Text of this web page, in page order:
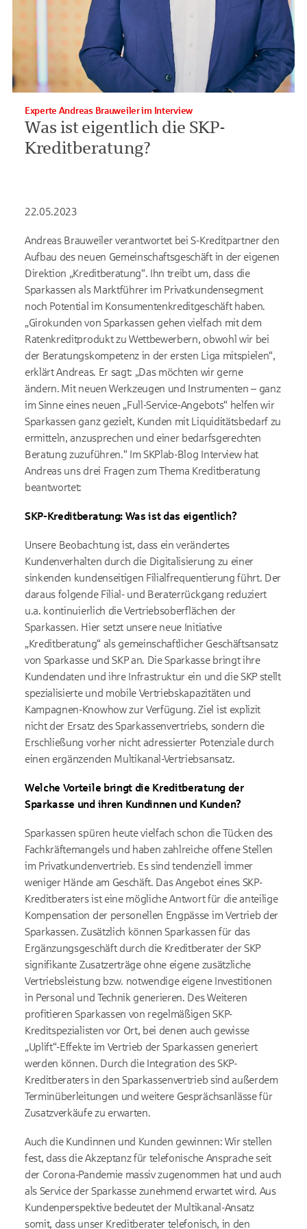
Was ist eigentlich die SKP-
Kreditberatung?
Experte Andreas Brauweiler im Interview
22.05.2023
Andreas Brauweiler verantwortet bei S-Kreditpartner den
Aufbau des neuen Gemeinschaftsgeschäft in der eigenen
Direktion „Kreditberatung“. Ihn treibt um, dass die
Sparkassen als Marktführer im Privatkundensegment
noch Potential im Konsumentenkreditgeschäft haben.
„Girokunden von Sparkassen gehen vielfach mit dem
Ratenkreditprodukt zu Wettbewerbern, obwohl wir bei
der Beratungskompetenz in der ersten Liga mitspielen“,
erklärt Andreas. Er sagt: „Das möchten wir gerne
ändern. Mit neuen Werkzeugen und Instrumenten – ganz
im Sinne eines neuen „Full-Service-Angebots“ helfen wir
Sparkassen ganz gezielt, Kunden mit Liquiditätsbedarf zu
ermitteln, anzusprechen und einer bedarfsgerechten
Beratung zuzuführen.“ Im SKPlab-Blog Interview hat
Andreas uns drei Fragen zum Thema Kreditberatung
beantwortet:
SKP-Kreditberatung: Was ist das eigentlich?
Unsere Beobachtung ist, dass ein verändertes
Kundenverhalten durch die Digitalisierung zu einer
sinkenden kundenseitigen Filialfrequentierung führt. Der
daraus folgende Filial- und Beraterrückgang reduziert
u.a. kontinuierlich die Vertriebsoberflächen der
Sparkassen. Hier setzt unsere neue Initiative
„Kreditberatung“ als gemeinschaftlicher Geschäftsansatz
von Sparkasse und SKP an. Die Sparkasse bringt ihre
Kundendaten und ihre Infrastruktur ein und die SKP stellt
spezialisierte und mobile Vertriebskapazitäten und
Kampagnen-Knowhow zur Verfügung. Ziel ist explizit
nicht der Ersatz des Sparkassenvertriebs, sondern die
Erschließung vorher nicht adressierter Potenziale durch
einen ergänzenden Multikanal-Vertriebsansatz.
Welche Vorteile bringt die Kreditberatung der
Sparkasse und ihren Kundinnen und Kunden?
Sparkassen spüren heute vielfach schon die Tücken des
Fachkräftemangels und haben zahlreiche offene Stellen
im Privatkundenvertrieb. Es sind tendenziell immer
weniger Hände am Geschäft. Das Angebot eines SKP-
Kreditberaters ist eine mögliche Antwort für die anteilige
Kompensation der personellen Engpässe im Vertrieb der
Sparkassen. Zusätzlich können Sparkassen für das
Ergänzungsgeschäft durch die Kreditberater der SKP
signifikante Zusatzerträge ohne eigene zusätzliche
Vertriebsleistung bzw. notwendige eigene Investitionen
in Personal und Technik generieren. Des Weiteren
profitieren Sparkassen von regelmäßigen SKP-
Kreditspezialisten vor Ort, bei denen auch gewisse
„Uplift“-Effekte im Vertrieb der Sparkassen generiert
werden können. Durch die Integration des SKP-
Kreditberaters in den Sparkassenvertrieb sind außerdem
Terminüberleitungen und weitere Gesprächsanlässe für
Zusatzverkäufe zu erwarten.
Auch die Kundinnen und Kunden gewinnen: Wir stellen
fest, dass die Akzeptanz für telefonische Ansprache seit
der Corona-Pandemie massiv zugenommen hat und auch
als Service der Sparkasse zunehmend erwartet wird. Aus
Kundenperspektive bedeutet der Multikanal-Ansatz
somit, dass unser Kreditberater telefonisch, in den